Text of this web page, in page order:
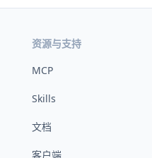
资源与支持
MCP
Skills
文档
客户端